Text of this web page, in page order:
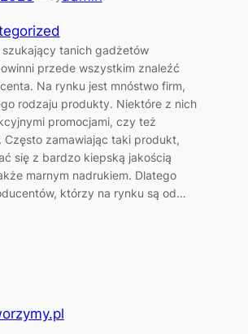
tanich gadżetów
przede wszystkim znaleźć
Na rynku jest mnóstwo firm,
rodzaju produkty. Niektóre z nich
promocjami, czy też
Często zamawiając taki produkt,
się z bardzo kiepską jakością
marnym nadrukiem. Dlatego
którzy na rynku są od…